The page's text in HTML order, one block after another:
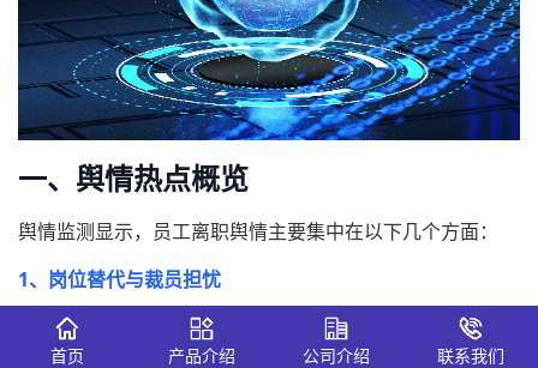
一、舆情热点概览
舆情监测显示，员工离职舆情主要集中在以下几个方面：
1、岗位替代与裁员担忧
AI自动化技术的引入，使部分岗位功能被替代，员工对裁员
风险、晋升机会减少等问题高度关注。
首页 产品介绍 公司介绍 联系我们